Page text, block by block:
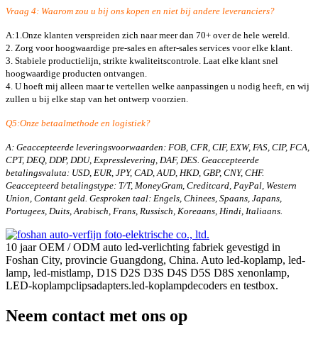
Vraag 4: Waarom zou u bij ons kopen en niet bij andere leveranciers?
A:1.Onze klanten verspreiden zich naar meer dan 70+ over de hele wereld.
2. Zorg voor hoogwaardige pre-sales en after-sales services voor elke klant.
3. Stabiele productielijn, strikte kwaliteitscontrole. Laat elke klant snel
hoogwaardige producten ontvangen.
4. U hoeft mij alleen maar te vertellen welke aanpassingen u nodig heeft, en wij
zullen u bij elke stap van het ontwerp voorzien.
Q5:Onze betaalmethode en logistiek?
A: Geaccepteerde leveringsvoorwaarden: FOB, CFR, CIF, EXW, FAS, CIP, FCA,
CPT, DEQ, DDP, DDU, Expresslevering, DAF, DES. Geaccepteerde
betalingsvaluta: USD, EUR, JPY, CAD, AUD, HKD, GBP, CNY, CHF.
Geaccepteerd betalingstype: T/T, MoneyGram, Creditcard, PayPal, Western
Union, Contant geld. Gesproken taal: Engels, Chinees, Spaans, Japans,
Portugees, Duits, Arabisch, Frans, Russisch, Koreaans, Hindi, Italiaans.
10 jaar OEM / ODM auto led-verlichting fabriek gevestigd in
Foshan City, provincie Guangdong, China. Auto led-koplamp, led-
lamp, led-mistlamp, D1S D2S D3S D4S D5S D8S xenonlamp,
LED-koplampclipsadapters.led-koplampdecoders en testbox.
Neem contact met ons op